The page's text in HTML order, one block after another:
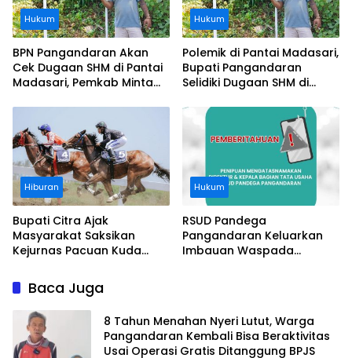
Hukum
BPN Pangandaran Akan
Cek Dugaan SHM di Pantai
Madasari, Pemkab Minta
Hukum
Polemik di Pantai Madasari,
Bupati Pangandaran
Selidiki Dugaan SHM di
Pantai
Hiburan
Bupati Citra Ajak
Masyarakat Saksikan
Kejurnas Pacuan Kuda
Legokjawa
Hukum
RSUD Pandega
Pangandaran Keluarkan
Imbauan Waspada
Baca Juga
8 Tahun Menahan Nyeri Lutut, Warga
Pangandaran Kembali Bisa Beraktivitas
Usai Operasi Gratis Ditanggung BPJS